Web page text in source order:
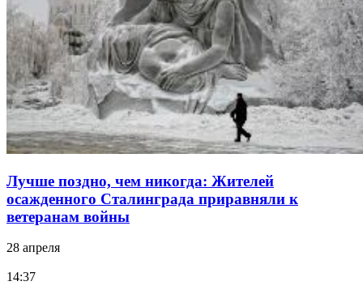
Лучше поздно, чем никогда: Жителей
осажденного Сталинграда приравняли к
ветеранам войны
28 апреля
14:37